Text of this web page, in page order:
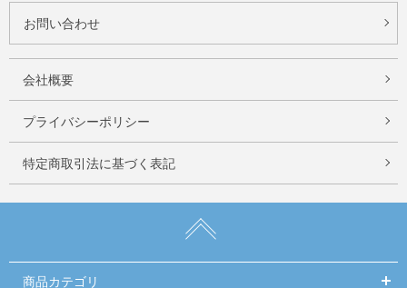
お問い合わせ
会社概要
プライバシーポリシー
特定商取引法に基づく表記
商品カテゴリ